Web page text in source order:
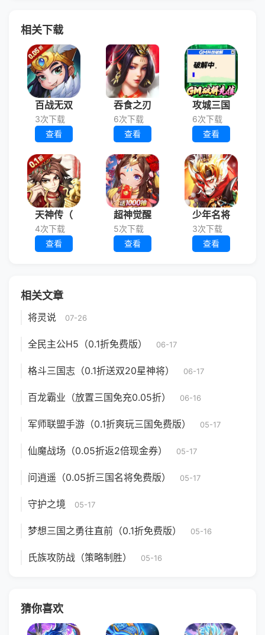
相关下载
百战无双
3次下载
查看
吞食之刃
6次下载
查看
攻城三国
6次下载
查看
天神传（
4次下载
查看
超神觉醒
5次下载
查看
少年名将
3次下载
查看
相关文章
将灵说 07-26
全民主公H5（0.1折免费版） 06-17
格斗三国志（0.1折送双20星神将） 06-17
百龙霸业（放置三国免充0.05折） 06-16
军师联盟手游（0.1折爽玩三国免费版） 05-17
仙魔战场（0.05折返2倍现金券） 05-17
问逍遥（0.05折三国名将免费版） 05-17
守护之境 05-17
梦想三国之勇往直前（0.1折免费版） 05-16
氏族攻防战（策略制胜） 05-16
猜你喜欢